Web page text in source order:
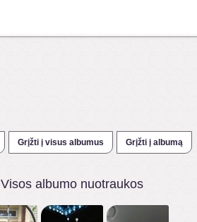
Grįžti į visus albumus Grįžti į albumą
Visos albumo nuotraukos